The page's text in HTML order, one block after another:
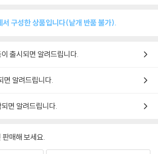
구성한 상품입니다(낱개 반품 불가).
출시되면 알려드립니다.
알려드립니다.
면 알려드립니다.
매해 보세요.